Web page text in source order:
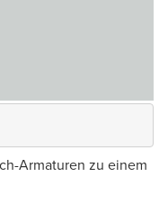
Armaturen zu einem